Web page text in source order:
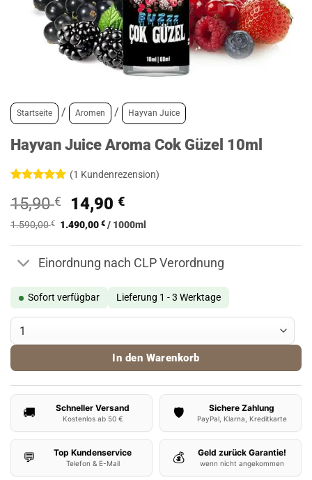
Startseite / Aromen / Hayvan Juice
Hayvan Juice Aroma Cok Güzel 10ml
mit5von
5, basierend
auf
(1 Kundenrezension)
15,90€
Ursprünglicher
Preis
15,90 €
14,90€Aktueller
Preis
14,90 €.
1.590,00€ 1.490,00€ / 1000ml
Einordnung nach CLP Verordnung
Sofort verfügbar Lieferung 1 - 3 Werktage
Hayvan Juice Aroma Cok Güzel 10ml Menge
In den Warenkorb
🚚 Schneller Versand
Kostenlos ab 50 € 🛡️ Sichere Zahlung
PayPal, Klarna, Kreditkarte
💬 Top Kundenservice
Telefon & E-Mail 💰 Geld zurück Garantie!
wenn nicht angekommen